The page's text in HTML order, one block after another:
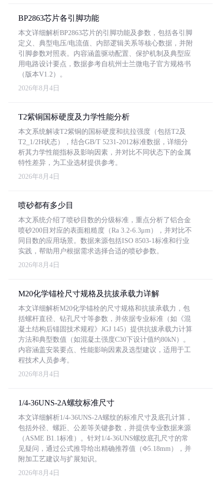
BP2863芯片各引脚功能
本文详细解析BP2863芯片的引脚功能及参数，包括各引脚
定义、典型电压/电流值、内部逻辑关系等核心数据，并附
引脚参数对照表。内容涵盖驱动配置、保护机制及典型应
用电路设计要点，数据参考自杭州士兰微电子官方规格书
（版本V1.2）。
2026年8月4日
T2紫铜国标硬度及力学性能分析
本文系统解读T2紫铜的国标硬度和抗拉强度（包括T2及
T2_1/2H状态），结合GB/T 5231-2012标准数据，详细分
析其力学性能指标及影响因素，并对比不同状态下的金属
特性差异，为工业选材提供参考。
2026年8月4日
喷砂都有多少目
本文系统介绍了喷砂目数的分级标准，重点分析了铝合金
喷砂200目对应的表面粗糙度（Ra 3.2-6.3μm），并对比不
同目数的应用场景。数据来源包括ISO 8503-1标准和行业
实践，帮助用户根据需求选择合适的喷砂参数。
2026年8月4日
M20化学锚栓尺寸规格及抗拔承载力详解
本文详细解析M20化学锚栓的尺寸规格和抗拔承载力，包
括螺杆直径、钻孔尺寸等参数，并依据专业标准（如《混
凝土结构后锚固技术规程》JGJ 145）提供抗拔承载力计算
方法和典型数值（如混凝土强度C30下设计值约80kN）。
内容涵盖安装要点、性能影响因素及选型建议，适用于工
程技术人员参考。
2026年8月4日
1/4-36UNS-2A螺纹标准尺寸
本文详细解析1/4-36UNS-2A螺纹的标准尺寸及底孔计算，
包括外径、螺距、公差等关键参数，并提供专业数据来源
（ASME B1.1标准）。针对1/4-36UNS螺纹底孔尺寸的常
见疑问，通过公式推导给出精确推荐值（Φ5.18mm），并
附加工艺建议与扩展知识。
2026年8月4日